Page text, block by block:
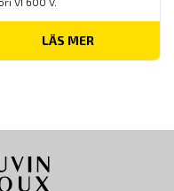
LÄS MER